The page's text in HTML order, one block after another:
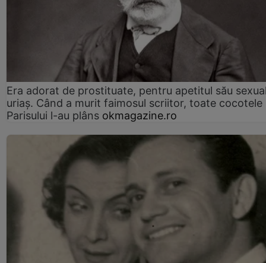
Era adorat de prostituate, pentru apetitul său
uriaș. Când a murit faimosul scriitor, toate cocotele
Parisului l-au plâns okmagazine.ro